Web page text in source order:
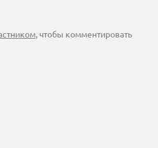
, чтобы комментировать